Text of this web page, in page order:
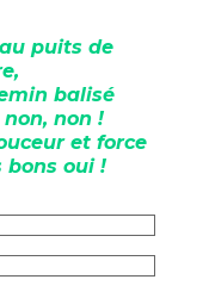
puits de
balisé
non !
et force
bons oui !